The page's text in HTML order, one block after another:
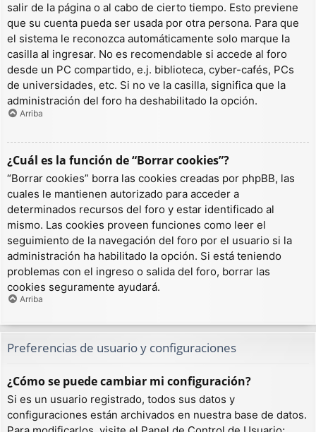
salir de la página o al cabo de cierto tiempo. Esto previene
que su cuenta pueda ser usada por otra persona. Para que
el sistema le reconozca automáticamente solo marque la
casilla al ingresar. No es recomendable si accede al foro
desde un PC compartido, e.j. biblioteca, cyber-cafés, PCs
de universidades, etc. Si no ve la casilla, significa que la
administración del foro ha deshabilitado la opción.
Arriba
¿Cuál es la función de “Borrar cookies”?
“Borrar cookies” borra las cookies creadas por phpBB, las
cuales le mantienen autorizado para acceder a
determinados recursos del foro y estar identificado al
mismo. Las cookies proveen funciones como leer el
seguimiento de la navegación del foro por el usuario si la
administración ha habilitado la opción. Si está teniendo
problemas con el ingreso o salida del foro, borrar las
cookies seguramente ayudará.
Arriba
Preferencias de usuario y configuraciones
¿Cómo se puede cambiar mi configuración?
Si es un usuario registrado, todos sus datos y
configuraciones están archivados en nuestra base de datos.